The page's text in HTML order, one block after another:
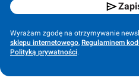
Wyrażam zgodę na otrzymywanie
sklepu internetowego, Regulaminem
Polityką prywatności.